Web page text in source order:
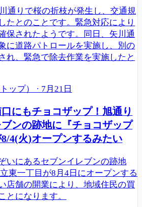
通りで桜の折枝が発生し、交通規
たとのことです。緊急対応により
保されたようです。同日、矢川通
に道路パトロールを実施し、別の
れ、緊急で除去作業を実施したと
ップ） · 7月21日
口にもチョコザップ！旭通り
ンの跡地に『チョコザップ
4(火)オープンするみたい
いにあるセブンイレブンの跡地
東一丁目が8月4日にオープンする
店舗の開業により、地域住民の買
とになります。